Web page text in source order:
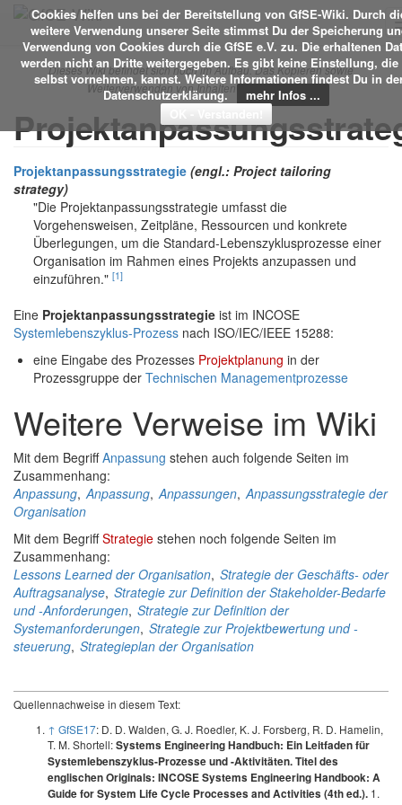
Dieses Wiki befindet sich noch im Aufbau. Das Kopieren sowie
Weiterverwenden von Inhalten ist nicht erlaubt.
Cookies helfen uns bei der Bereitstellung von GfSE-Wiki. Durch
weitere Verwendung unserer Seite stimmst Du der Speicherung
Verwendung von Cookies durch die GfSE e.V. zu. Die erhaltenen
werden nicht an Dritte weitergegeben. Es gibt keine Einstellung, die
selbst vornehmen, kannst. Weitere Informationen findest Du in
Datenschutzerklärung.
mehr Infos ...
Projektanpassungsstrategie (engl.: Project tailoring
strategy)
"Die Projektanpassungsstrategie umfasst die
Vorgehensweisen, Zeitpläne, Ressourcen und konkrete
Überlegungen, um die Standard-Lebenszyklusprozesse einer
Organisation im Rahmen eines Projekts anzupassen und
einzuführen."[1]
Eine Projektanpassungsstrategie ist im INCOSE
Systemlebenszyklus-Prozess nach ISO/IEC/IEEE 15288:
eine Eingabe des Prozesses Projektplanung in der
Prozessgruppe derTechnischen Managementprozesse
Weitere Verweise im Wiki
Mit dem BegriffAnpassung stehen auch folgende Seiten im
Zusammenhang:
Anpassung,Anpassung,Anpassungen,Anpassungsstrategie der
Organisation
Mit dem BegriffStrategie stehen noch folgende Seiten im
Zusammenhang:
Lessons Learned der Organisation, Strategie der Geschäfts- oder
Auftragsanalyse, Strategie zur Definition der Stakeholder-Bedarfe
und -Anforderungen, Strategie zur Definition der
Systemanforderungen, Strategie zur Projektbewertung und -
steuerung, Strategieplan der Organisation
Quellennachweise in diesem Text:
↑ GfSE17: D. D. Walden, G. J. Roedler, K. J. Forsberg, R. D. Hamelin,
T. M. Shortell:Systems Engineering Handbuch: Ein Leitfaden für
Systemlebenszyklus-Prozesse und -Aktivitäten. Titel des
englischen Originals: INCOSE Systems Engineering Handbook: A
Guide for System Life Cycle Processes and Activities (4th ed.). 1.